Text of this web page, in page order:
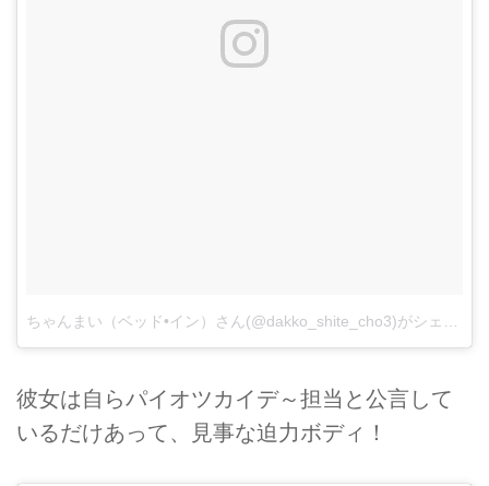
彼女は自らパイオツカイデ～担当と公言して
いるだけあって、見事な迫力ボディ！